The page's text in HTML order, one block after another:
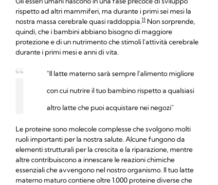
rispetto ad altri mammiferi, ma durante i primi sei mesi la
nostra massa cerebrale quasi raddoppia.11 Non sorprende,
quindi, che i bambini abbiano bisogno di maggiore
protezione e di un nutrimento che stimoli l'attività cerebrale
durante i primi mesi e anni di vita.
"Il latte materno sarà sempre l'alimento migliore
con cui nutrire il tuo bambino rispetto a qualsiasi
altro latte che puoi acquistare nei negozi"
Le proteine sono molecole complesse che svolgono molti
ruoli importanti per la nostra salute. Alcune fungono da
elementi strutturali per la crescita e la riparazione, mentre
altre contribuiscono a innescare le reazioni chimiche
essenziali che avvengono nel nostro organismo. Il tuo latte
materno maturo contiene oltre 1.000 proteine diverse che